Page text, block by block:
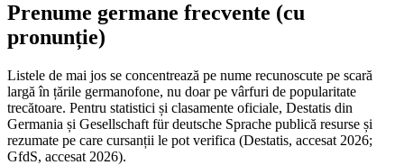
Prenume germane frecvente (cu
pronunție)
Listele de mai jos se concentrează pe nume recunoscute pe scară
largă în țările germanofone, nu doar pe vârfuri de popularitate
trecătoare. Pentru statistici și clasamente oficiale, Destatis din
Germania și Gesellschaft für deutsche Sprache publică resurse și
rezumate pe care cursanții le pot verifica (Destatis, accesat 2026;
GfdS, accesat 2026).